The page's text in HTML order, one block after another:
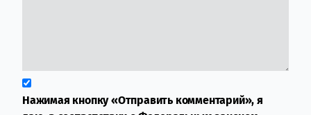
Нажимая кнопку «Отправить комментарий», я